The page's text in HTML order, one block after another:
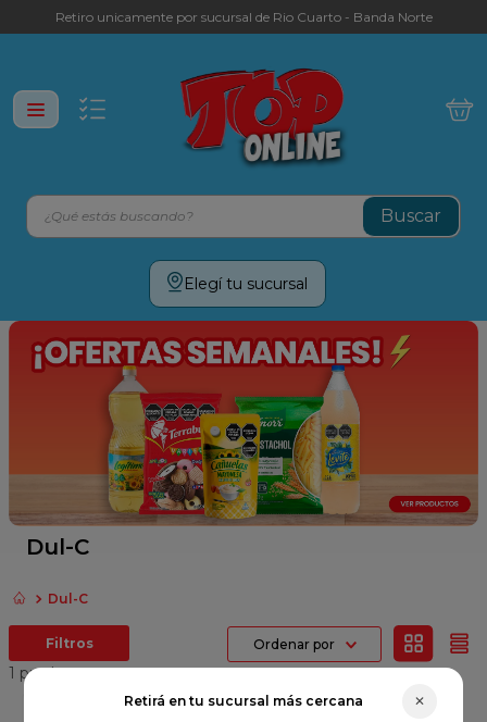
Retiro unicamente por sucursal de Rio Cuarto - Banda Norte
¿Qué estás buscando?
Elegí tu sucursal
Retirá en tu sucursal más cercana ✕
Dul-C
Dul-C
Ordenar por
1 producto
Error
Términos más buscados
yerba
galletitas
queso
azucar